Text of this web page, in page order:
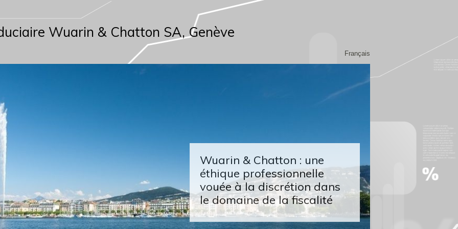
Français
Wuarin & Chatton SA, Genève
Wuarin & Chatton : une
éthique professionnelle
vouée à la discrétion dans
le domaine de la fiscalité